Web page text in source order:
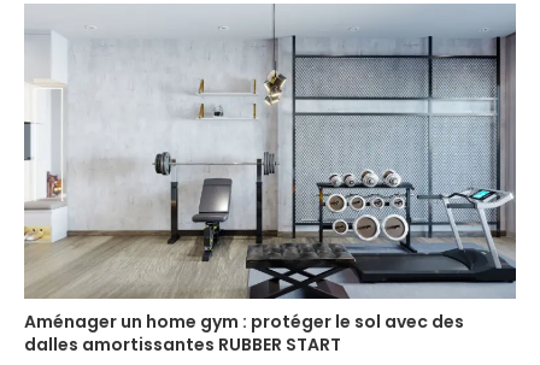
Aménager un home gym : protéger le sol avec des
dalles amortissantes RUBBER START